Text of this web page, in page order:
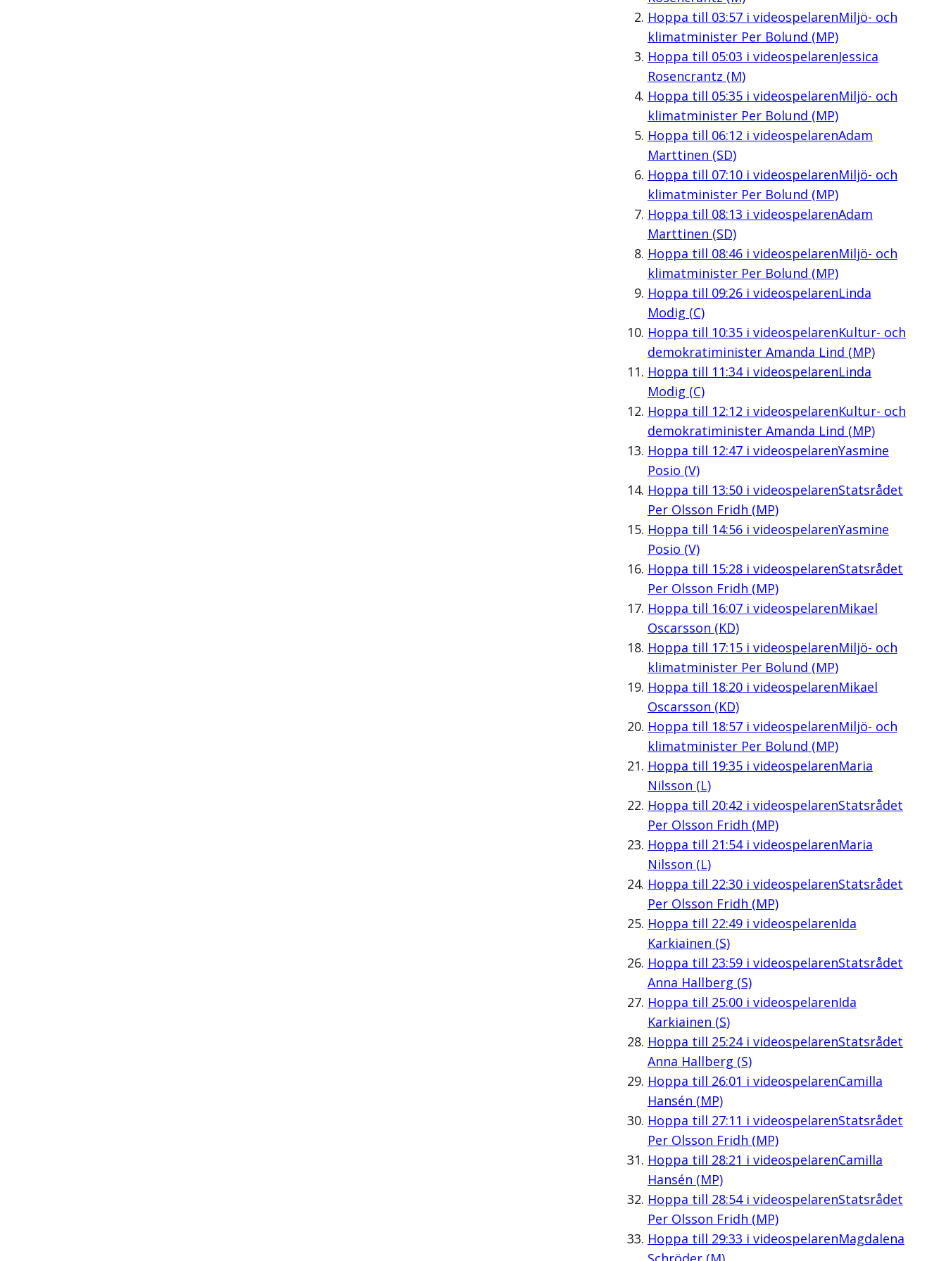
Hoppa till 03:57i videospelarenMiljö- och
klimatminister Per Bolund (MP)
Hoppa till 05:03 i videospelarenJessica
Rosencrantz (M)
Hoppa till 05:35i videospelarenMiljö- och
klimatminister Per Bolund (MP)
Hoppa till 06:12 i videospelarenAdam
Marttinen (SD)
Hoppa till 07:10i videospelarenMiljö- och
klimatminister Per Bolund (MP)
Hoppa till 08:13 i videospelarenAdam
Marttinen (SD)
Hoppa till 08:46i videospelarenMiljö- och
klimatminister Per Bolund (MP)
Hoppa till 09:26i videospelarenLinda
Modig (C)
Hoppa till 10:35i videospelarenKultur- och
demokratiminister Amanda Lind (MP)
Hoppa till 11:34i videospelarenLinda
Modig (C)
Hoppa till 12:12 i videospelarenKultur- och
demokratiminister Amanda Lind (MP)
Hoppa till 12:47i videospelarenYasmine
Posio (V)
Hoppa till 13:50i videospelarenStatsrådet
Per Olsson Fridh (MP)
Hoppa till 14:56i videospelarenYasmine
Posio (V)
Hoppa till 15:28i videospelarenStatsrådet
Per Olsson Fridh (MP)
Hoppa till 16:07i videospelarenMikael
Oscarsson (KD)
Hoppa till 17:15i videospelarenMiljö- och
klimatminister Per Bolund (MP)
Hoppa till 18:20i videospelarenMikael
Oscarsson (KD)
Hoppa till 18:57i videospelarenMiljö- och
klimatminister Per Bolund (MP)
Hoppa till 19:35i videospelarenMaria
Nilsson (L)
Hoppa till 20:42 i videospelarenStatsrådet
Per Olsson Fridh (MP)
Hoppa till 21:54i videospelarenMaria
Nilsson (L)
Hoppa till 22:30i videospelarenStatsrådet
Per Olsson Fridh (MP)
Hoppa till 22:49i videospelarenIda
Karkiainen (S)
Hoppa till 23:59i videospelarenStatsrådet
Anna Hallberg (S)
Hoppa till 25:00i videospelarenIda
Karkiainen (S)
Hoppa till 25:24i videospelarenStatsrådet
Anna Hallberg (S)
Hoppa till 26:01 i videospelarenCamilla
Hansén (MP)
Hoppa till 27:11 i videospelarenStatsrådet
Per Olsson Fridh (MP)
Hoppa till 28:21 i videospelarenCamilla
Hansén (MP)
Hoppa till 28:54i videospelarenStatsrådet
Per Olsson Fridh (MP)
Hoppa till 29:33 i videospelarenMagdalena